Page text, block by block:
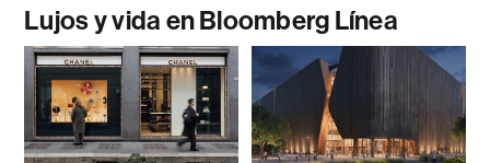
Lujos y vida en Bloomberg Línea